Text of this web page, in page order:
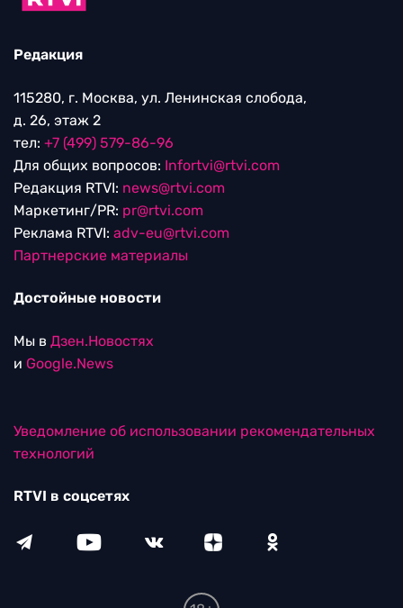
Редакция
115280, г. Москва, ул. Ленинская слобода,
д. 26, этаж 2
тел: +7 (499) 579-86-96
Для общих вопросов: Infortvi@rtvi.com
Редакция RTVI: news@rtvi.com
Маркетинг/PR: pr@rtvi.com
Реклама RTVI: adv-eu@rtvi.com
Партнерские материалы
Достойные новости
Мы в Дзен.Новостях
и Google.News
Уведомление об использовании рекомендательных
технологий
RTVI в соцсетях